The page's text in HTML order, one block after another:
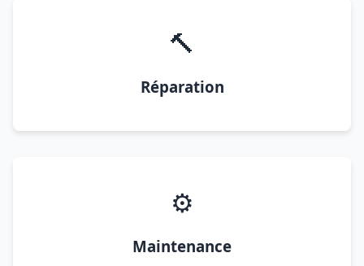
🔨
Réparation
⚙️
Maintenance